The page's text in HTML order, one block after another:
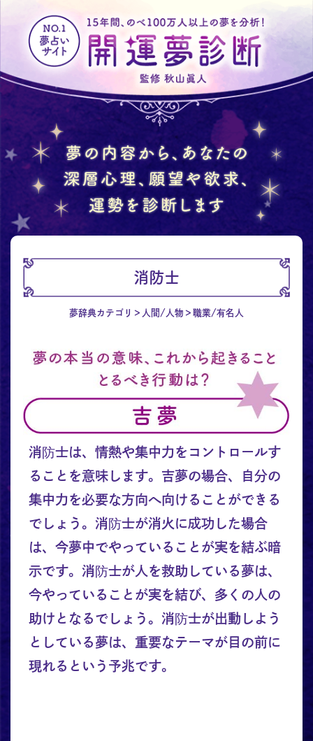
消防士
夢辞典カテゴリ 人間/人物 職業/有名人
消防士は、情熱や集中力をコントロールす
ることを意味します。吉夢の場合、自分の
集中力を必要な方向へ向けることができる
でしょう。消防士が消火に成功した場合
は、今夢中でやっていることが実を結ぶ暗
示です。消防士が人を救助している夢は、
今やっていることが実を結び、多くの人の
助けとなるでしょう。消防士が出動しよう
としている夢は、重要なテーマが目の前に
現れるという予兆です。